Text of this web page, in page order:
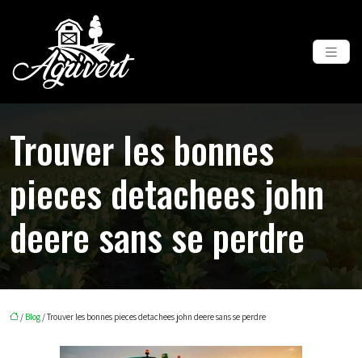
Trouver les bonnes
pieces detachees john
deere sans se perdre
/ Blog / Trouver les bonnes pieces detachees john deere sans se perdre